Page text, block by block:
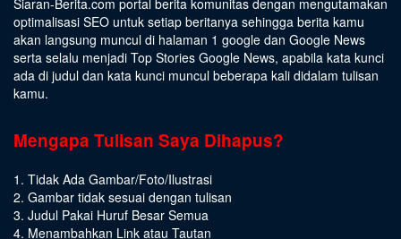
optimalisasi SEO untuk setiap beritanya sehingga berita kamu
akan langsung muncul di halaman 1 google dan Google News
serta selalu menjadi Top Stories Google News, apabila kata kunci
ada di judul dan kata kunci muncul beberapa kali didalam tulisan
kamu.
Mengapa Tulisan Saya Dihapus?
1. Tidak Ada Gambar/Foto/Ilustrasi
2. Gambar tidak sesuai dengan tulisan
3. Judul Pakai Huruf Besar Semua
4. Menambahkan Link atau Tautan